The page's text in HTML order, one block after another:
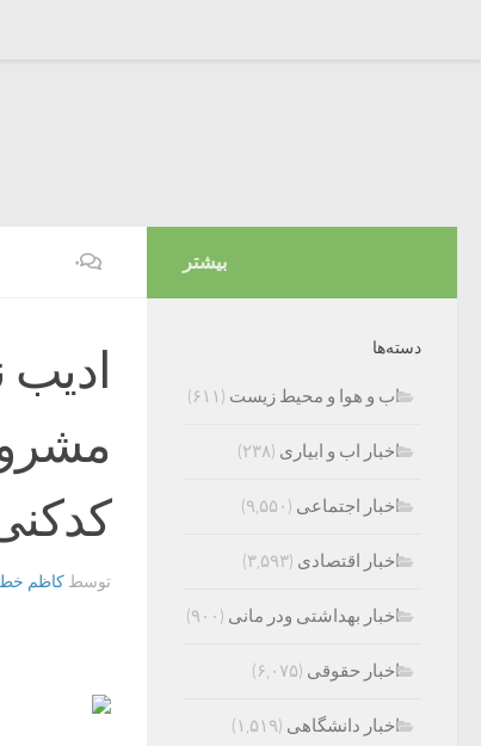
۰
ادیب
توسط کاظم
بیشتر
دسته‌ها
اب و هوا و محیط زیست (۶۱۱)
اخبار اب و ابیاری (۲۳۸)
اخبار اجتماعی (۹,۵۵۰)
اخبار اقتصادی (۳,۵۹۳)
اخبار بهداشتی ودر مانی (۹۰۰)
اخبار حقوقی (۶,۰۷۵)
اخبار دانشگاهی (۱,۵۱۹)